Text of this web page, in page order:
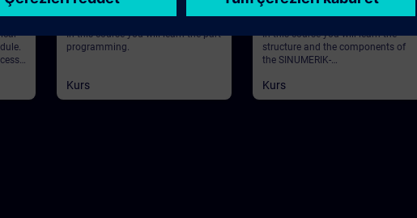
Programming
In this course you will learn the part
programming.
Kurs
Components
In this course you will learn the
structure and the components of
the SINUMERIK-
Kurs